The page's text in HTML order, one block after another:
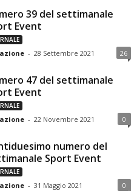
39 del settimanale
Event
- 28 Settembre 2021 26
47 del settimanale
Event
- 22 Novembre 2021 0
numero del
Sport Event
- 31 Maggio 2021 0